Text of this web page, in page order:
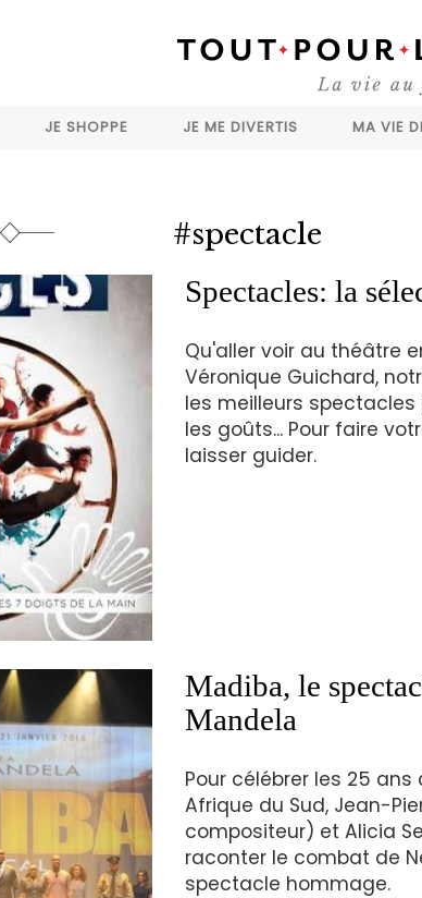
JE SHOPPE JE ME DIVERTIS MA VIE
#spectacle
Spectacles: la
Qu'aller voir au théâtre
Véronique Guichard,
les meilleurs spectacles
les goûts... Pour faire
laisser guider.
Madiba, le
Mandela
Pour célébrer les 25 ans
Afrique du Sud, Jean-
compositeur) et Alicia
raconter le combat de
spectacle hommage.